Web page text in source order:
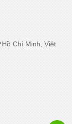
Chí Minh, Việt